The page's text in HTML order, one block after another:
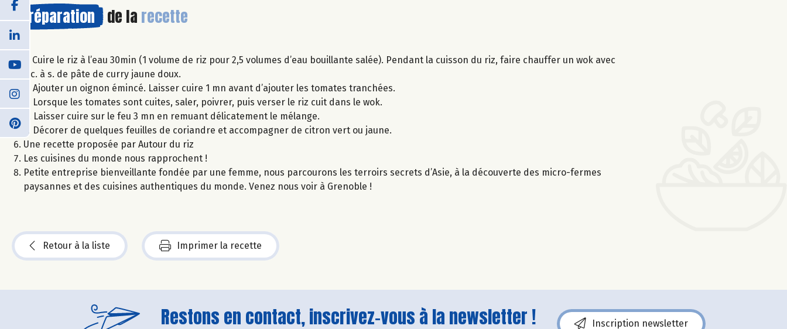
Préparation de la recette
1. Cuire le riz à l’eau 30min (1 volume de riz pour 2,5 volumes d’eau bouillante salée). Pendant la cuisson du riz, faire chauffer un wok avec
3 c. à s. de pâte de curry jaune doux.
2. Ajouter un oignon émincé. Laisser cuire 1 mn avant d’ajouter les tomates tranchées.
3. Lorsque les tomates sont cuites, saler, poivrer, puis verser le riz cuit dans le wok.
4. Laisser cuire sur le feu 3 mn en remuant délicatement le mélange.
5. Décorer de quelques feuilles de coriandre et accompagner de citron vert ou jaune.
Une recette proposée par Autour du riz
Les cuisines du monde nous rapprochent !
Petite entreprise bienveillante fondée par une femme, nous parcourons les terroirs secrets d’Asie, à la découverte des micro-fermes
paysannes et des cuisines authentiques du monde. Venez nous voir à Grenoble !
Retour à la liste Imprimer la recette
Restons en contact, inscrivez-vous à la newsletter ! Inscription newsletter